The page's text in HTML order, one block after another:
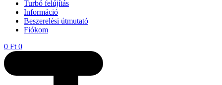
Turbó felújítás
Információ
Beszerelési útmutató
Fiókom
0 Ft 0